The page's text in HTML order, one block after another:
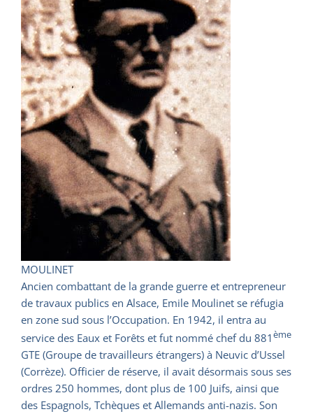
MOULINET
Ancien combattant de la grande guerre et entrepreneur
de travaux publics en Alsace, Emile Moulinet se réfugia
en zone sud sous l’Occupation. En 1942, il entra au
service des Eaux et Forêts et fut nommé chef du 881ème
GTE (Groupe de travailleurs étrangers) à Neuvic d’Ussel
(Corrèze). Officier de réserve, il avait désormais sous ses
ordres 250 hommes, dont plus de 100 Juifs, ainsi que
des Espagnols, Tchèques et Allemands anti-nazis. Son